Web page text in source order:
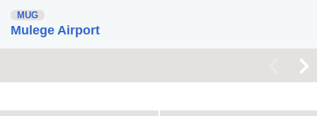
MUG
Mulege Airport